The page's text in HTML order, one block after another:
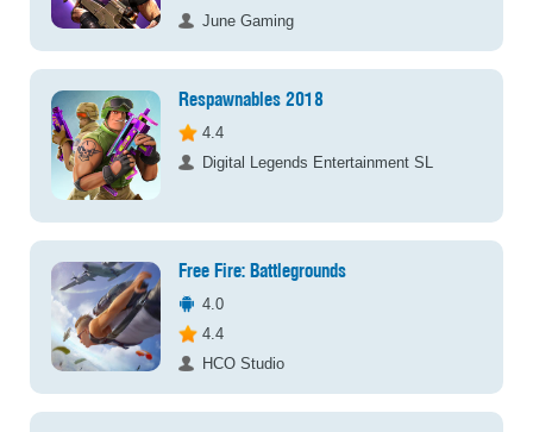
June Gaming
Respawnables 2018
4.4
Digital Legends Entertainment SL
Free Fire: Battlegrounds
4.0
4.4
HCO Studio